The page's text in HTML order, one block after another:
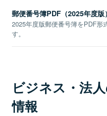
郵便番号簿PDF（2025年度版）
2025年度版郵便番号簿をPDF形
す。
ビジネス・法
情報